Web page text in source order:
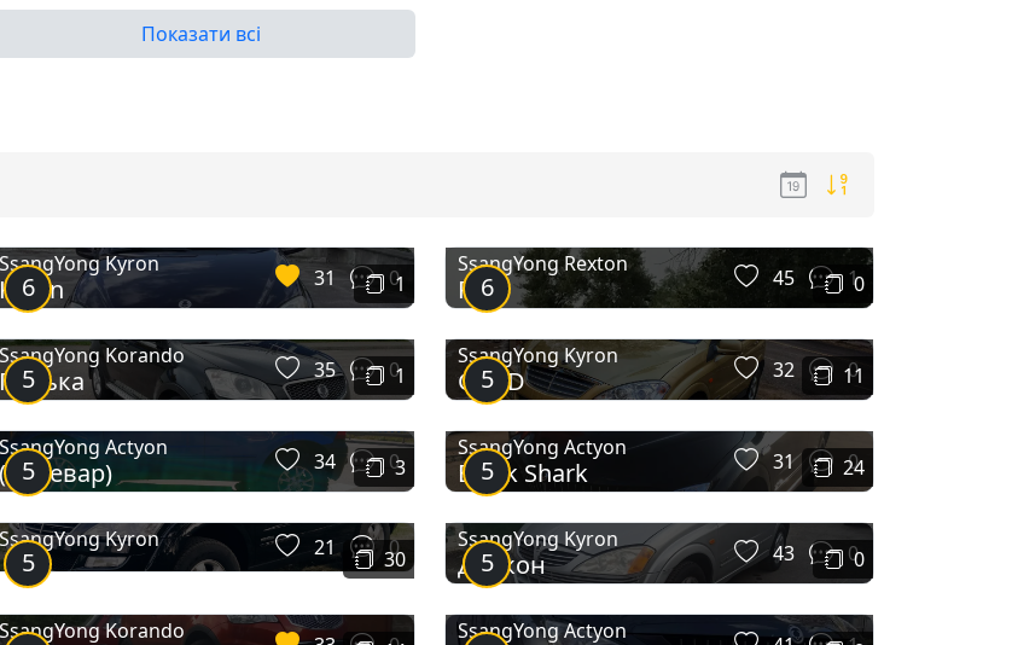
Istana
Показати всі
6 1
SsangYong Kyron
Kyron 31 0 6 0
SsangYong Rexton
Rex 45 1
5 1
SsangYong Korando
Пулька 35 0 5 11
SsangYong Kyron
GOLD 32 0
5 3
SsangYong Actyon
(Болевар) 34 0 5 24
SsangYong Actyon
Black Shark 31 0
5 30
SsangYong Kyron 21 0 5 0
SsangYong Kyron
Дракон 43 0
SsangYong Korando SsangYong Actyon